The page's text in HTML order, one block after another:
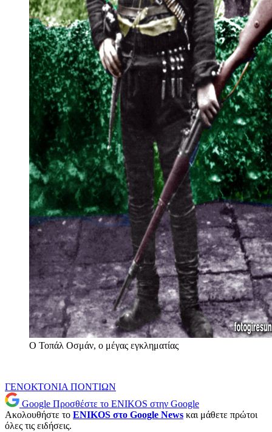
Ο Τοπάλ Οσμάν, ο μέγας εγκληματίας
ΓΕΝΟΚΤΟΝΙΑ ΠΟΝΤΙΩΝ
Google Προσθέστε το ENIKOS στην Google
Ακολουθήστε το ENIKOS στο Google News και μάθετε πρώτοι
όλες τις ειδήσεις.